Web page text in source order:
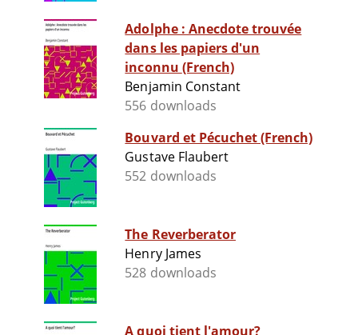
Adolphe : Anecdote trouvée
dans les papiers d'un
inconnu (French)
Benjamin Constant
556 downloads
Bouvard et Pécuchet (French)
Gustave Flaubert
552 downloads
The Reverberator
Henry James
528 downloads
A quoi tient l'amour?